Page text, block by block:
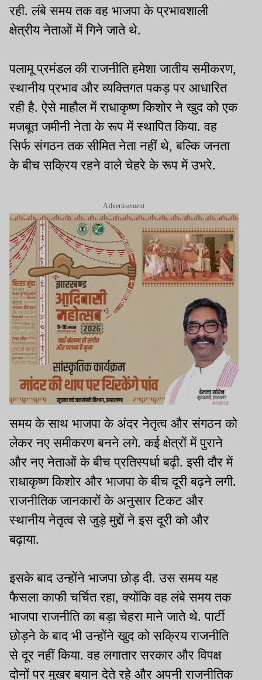
रही. लंबे समय तक वह भाजपा के प्रभावशाली
क्षेत्रीय नेताओं में गिने जाते थे.
पलामू प्रमंडल की राजनीति हमेशा जातीय समीकरण,
स्थानीय प्रभाव और व्यक्तिगत पकड़ पर आधारित
रही है. ऐसे माहौल में राधाकृष्ण किशोर ने खुद को एक
मजबूत जमीनी नेता के रूप में स्थापित किया. वह
सिर्फ संगठन तक सीमित नेता नहीं थे, बल्कि जनता
के बीच सक्रिय रहने वाले चेहरे के रूप में उभरे.
Advertisement
समय के साथ भाजपा के अंदर नेतृत्व और संगठन को
लेकर नए समीकरण बनने लगे. कई क्षेत्रों में पुराने
और नए नेताओं के बीच प्रतिस्पर्धा बढ़ी. इसी दौर में
राधाकृष्ण किशोर और भाजपा के बीच दूरी बढ़ने लगी.
राजनीतिक जानकारों के अनुसार टिकट और
स्थानीय नेतृत्व से जुड़े मुद्दों ने इस दूरी को और
बढ़ाया.
इसके बाद उन्होंने भाजपा छोड़ दी. उस समय यह
फैसला काफी चर्चित रहा, क्योंकि वह लंबे समय तक
भाजपा राजनीति का बड़ा चेहरा माने जाते थे. पार्टी
छोड़ने के बाद भी उन्होंने खुद को सक्रिय राजनीति
से दूर नहीं किया. वह लगातार सरकार और विपक्ष
दोनों पर मुखर बयान देते रहे और अपनी राजनीतिक